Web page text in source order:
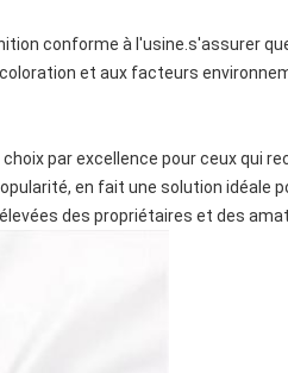
conforme à l'usine.s'assurer
et aux facteurs
par excellence pour ceux qui
en fait une solution idéale
des propriétaires et des